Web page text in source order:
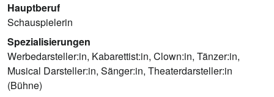
Hauptberuf
Schauspielerin
Spezialisierungen
Werbedarsteller:in, Kabarettist:in, Clown:in, Tänzer:in,
Musical Darsteller:in, Sänger:in, Theaterdarsteller:in
(Bühne)